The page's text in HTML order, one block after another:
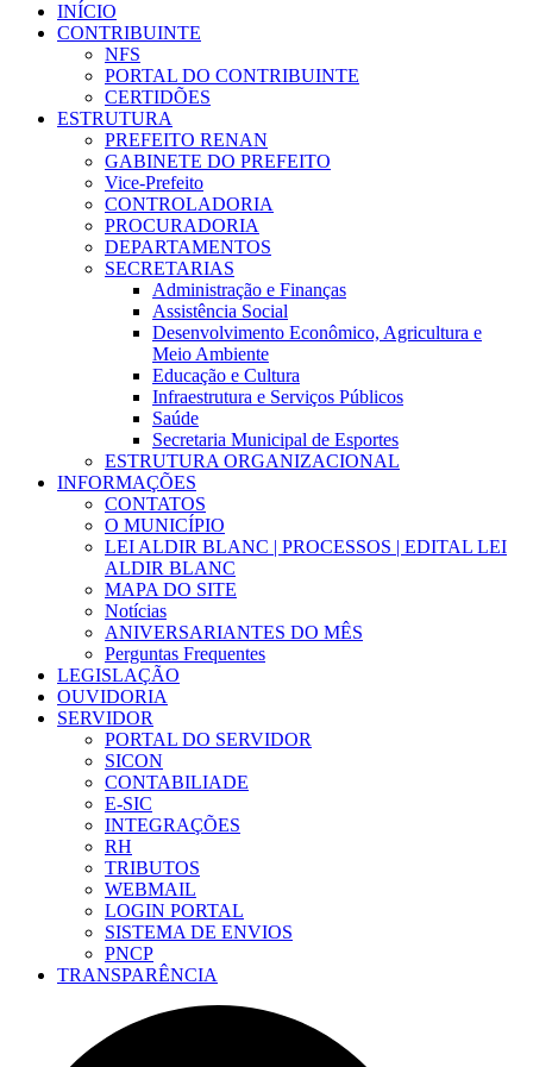
INÍCIO
CONTRIBUINTE
NFS
PORTAL DO CONTRIBUINTE
CERTIDÕES
ESTRUTURA
PREFEITO RENAN
GABINETE DO PREFEITO
Vice-Prefeito
CONTROLADORIA
PROCURADORIA
DEPARTAMENTOS
SECRETARIAS
Administração e Finanças
Assistência Social
Desenvolvimento Econômico, Agricultura e
Meio Ambiente
Educação e Cultura
Infraestrutura e Serviços Públicos
Saúde
Secretaria Municipal de Esportes
ESTRUTURA ORGANIZACIONAL
INFORMAÇÕES
CONTATOS
O MUNICÍPIO
LEI ALDIR BLANC | PROCESSOS | EDITAL LEI
ALDIR BLANC
MAPA DO SITE
Notícias
ANIVERSARIANTES DO MÊS
Perguntas Frequentes
LEGISLAÇÃO
OUVIDORIA
SERVIDOR
PORTAL DO SERVIDOR
SICON
CONTABILIADE
E-SIC
INTEGRAÇÕES
RH
TRIBUTOS
WEBMAIL
LOGIN PORTAL
SISTEMA DE ENVIOS
PNCP
TRANSPARÊNCIA